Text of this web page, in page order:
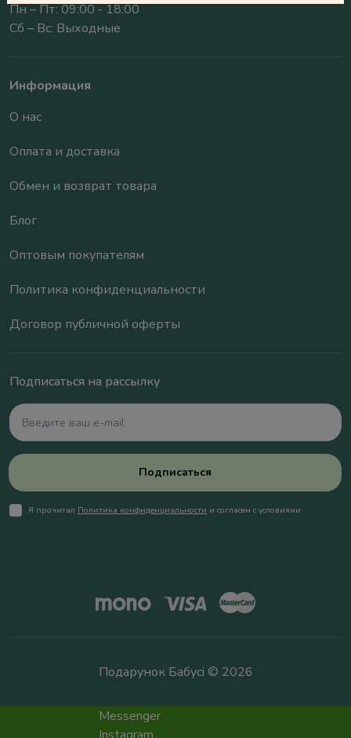
Пн – Пт: 09:00 - 18:00
Сб – Вс: Выходные
Информация
О нас
Оплата и доставка
Обмен и возврат товара
Блог
Оптовым покупателям
Политика конфиденциальности
Договор публичной оферты
Подписаться на рассылку
Подписаться
Я прочитал Политика конфиденциальности и согласен с условиями
Подарунок Бабусі © 2026
Messenger